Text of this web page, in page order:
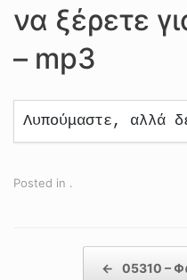
να ξέρετε
– mp3
Λυπούμαστε, αλλά
Posted in .
← 05310 –